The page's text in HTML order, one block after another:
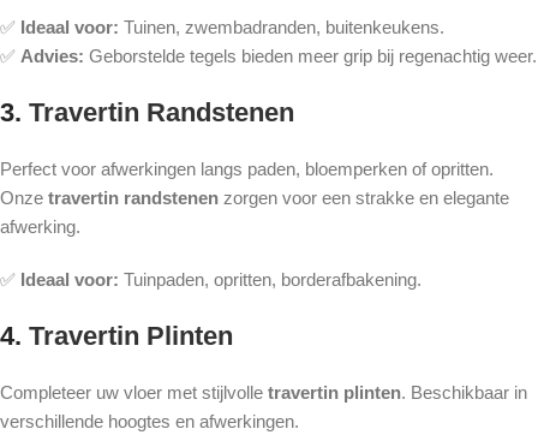
✅ Ideaal voor: Tuinen, zwembadranden, buitenkeukens.
✅ Advies: Geborstelde tegels bieden meer grip bij regenachtig weer.
3. Travertin Randstenen
Perfect voor afwerkingen langs paden, bloemperken of opritten.
Onze travertin randstenen zorgen voor een strakke en elegante
afwerking.
✅ Ideaal voor: Tuinpaden, opritten, borderafbakening.
4. Travertin Plinten
Completeer uw vloer met stijlvolle travertin plinten. Beschikbaar in
verschillende hoogtes en afwerkingen.